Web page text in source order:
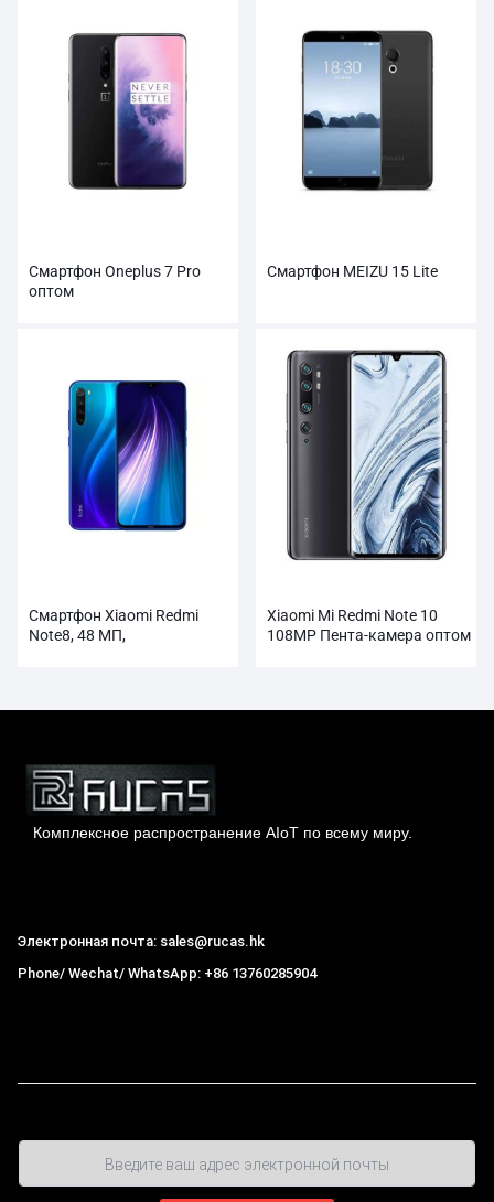
Смартфон Oneplus 7 Pro
оптом
Смартфон MEIZU 15 Lite
Смартфон Xiaomi Redmi
Note8, 48 МП,
Xiaomi Mi Redmi Note 10
108MP Пента-камера оптом
Комплексное распространение AIoT по всему миру.
Электронная почта: sales@rucas.hk
Phone/ Wechat/ WhatsApp: +86 13760285904